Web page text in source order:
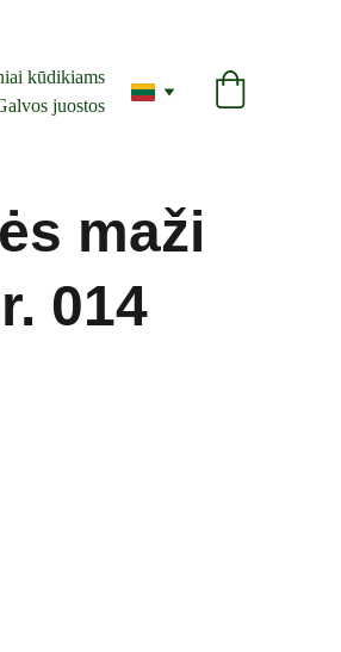
kūdikiams
juostos
maži
014